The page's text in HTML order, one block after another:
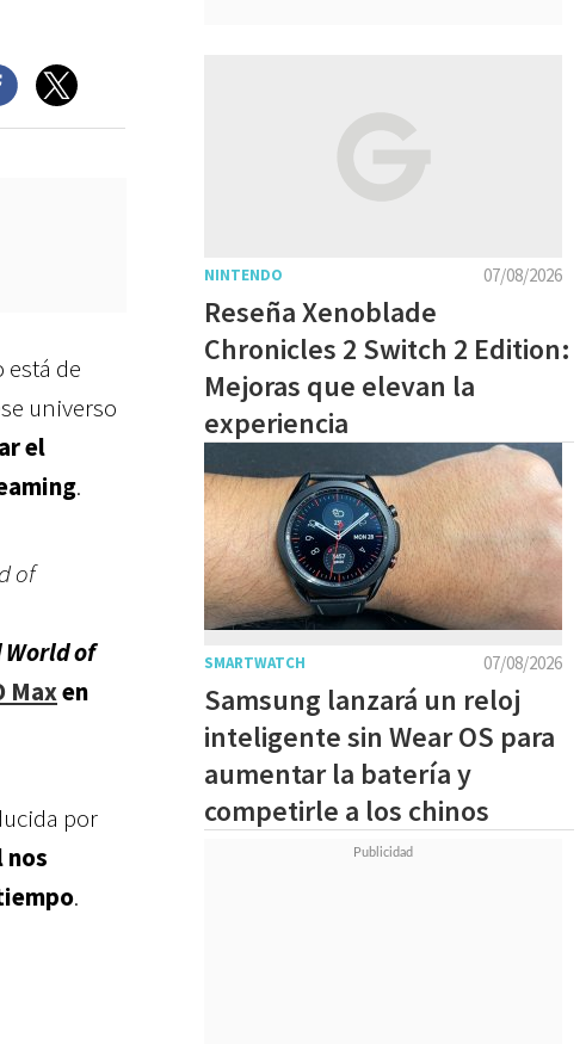
de
universo
el
.
of
of
Maxen
por
nos
.
07/08/2026
NINTENDO
Reseña Xenoblade
Chronicles 2 Switch 2 Edition:
Mejoras que elevan la
experiencia
07/08/2026
SMARTWATCH
Samsung lanzará un reloj
inteligente sin Wear OS para
aumentar la batería y
competirle a los chinos